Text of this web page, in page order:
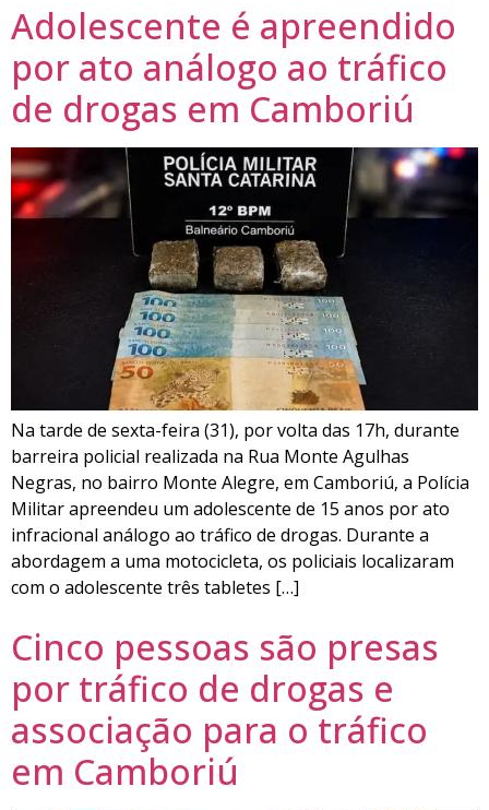
Adolescente é apreendido
por ato análogo ao tráfico
de drogas em Camboriú
Na tarde de sexta-feira (31), por volta das 17h, durante
barreira policial realizada na Rua Monte Agulhas
Negras, no bairro Monte Alegre, em Camboriú, a Polícia
Militar apreendeu um adolescente de 15 anos por ato
infracional análogo ao tráfico de drogas. Durante a
abordagem a uma motocicleta, os policiais localizaram
com o adolescente três tabletes […]
Cinco pessoas são presas
por tráfico de drogas e
associação para o tráfico
em Camboriú